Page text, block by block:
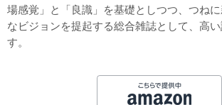
場感覚」と「良識」を基礎としつつ、つね
なビジョンを提起する総合雑誌として、高
す。